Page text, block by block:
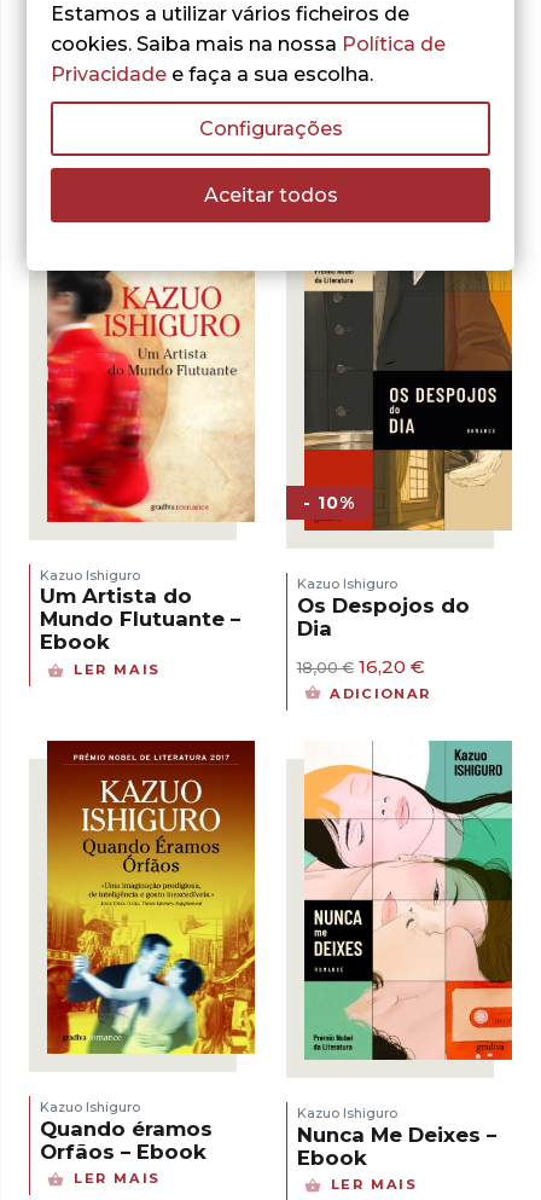
Enterrado – Ebook
LER MAIS
Nocturnos – Ebook
Kazuo Ishiguro
Um Artista do
Mundo Flutuante –
Ebook
LER MAIS
- 10%
Kazuo Ishiguro
Os Despojos do
Dia
18,00€ O
preço
original
18,00 €.
16,20 €O
preço
atual
16,20 €.
ADICIONAR
Kazuo Ishiguro
Quando éramos
Orfãos – Ebook
LER MAIS
Kazuo Ishiguro
Nunca Me Deixes –
Ebook
LER MAIS
Estamos a utilizar vários ficheiros de
cookies. Saiba mais na nossa Política de
Privacidade e faça a sua escolha.
Configurações
Aceitar todos